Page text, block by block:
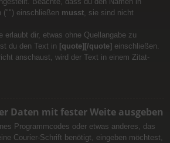
("") einschließen musst , sie sind nicht
erlaubt dir, etwas ohne Quellangabe zu
du den Text in [quote][/quote] einschließen.
anschaust, wird der Text in einem Zitat-
Daten mit fester Weite ausgeben
Programmcodes oder etwas anderes, das
Courier-Schrift benötigt, eingeben möchtest,